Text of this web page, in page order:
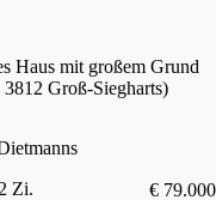
Haus mit großem Grund
3812 Groß-Siegharts)
2 Zi.
€ 79.000